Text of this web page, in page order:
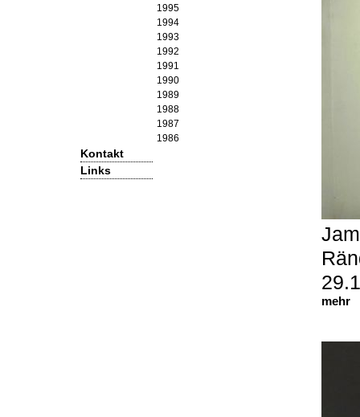
1995
1994
1993
1992
1991
1990
1989
1988
1987
1986
Kontakt
Links
mehr